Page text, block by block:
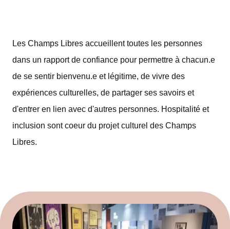
Les Champs Libres accueillent toutes les personnes
dans un rapport de confiance pour permettre à chacun.e
de se sentir bienvenu.e et légitime, de vivre des
expériences culturelles, de partager ses savoirs et
d'entrer en lien avec d'autres personnes. Hospitalité et
inclusion sont coeur du projet culturel des Champs
Libres.